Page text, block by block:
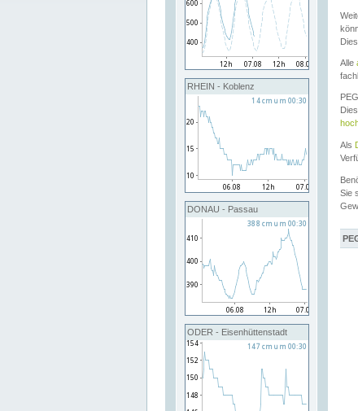
RHEIN - Koblenz
DONAU - Passau
ODER - Eisenhüttenstadt
Alle
Als
Sie